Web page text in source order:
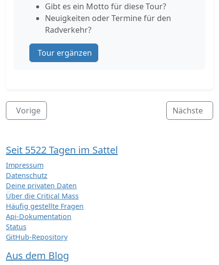
Gibt es ein Motto für diese Tour?
Neuigkeiten oder Termine für den
Radverkehr?
Tour ergänzen
Vorige Nächste
Seit 5522 Tagen im Sattel
Impressum
Datenschutz
Deine privaten Daten
Über die Critical Mass
Häufig gestellte Fragen
Api-Dokumentation
Status
GitHub-Repository
Aus dem Blog